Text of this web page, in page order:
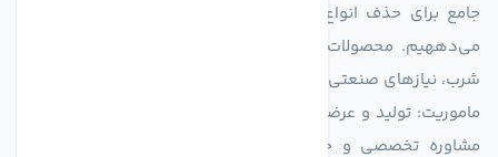
جامع برای حذف انواع آلاینده‌ها، املاح و نمک از منابع آبی ارائه
می‌دههیم. محصولات ما برای مصارف متنوعی از جمله تأمین آب
شرب، نیازهای صنعتی و کشاورزی طراحی و بهینه‌سازی شده‌اند.
ماموریت: تولید و عرضه محصولاتی با بالاترین استاندارد کیفی، ارائه
مشاوره تخصصی و خدمات پس از فروش مطمئن برای تضمین